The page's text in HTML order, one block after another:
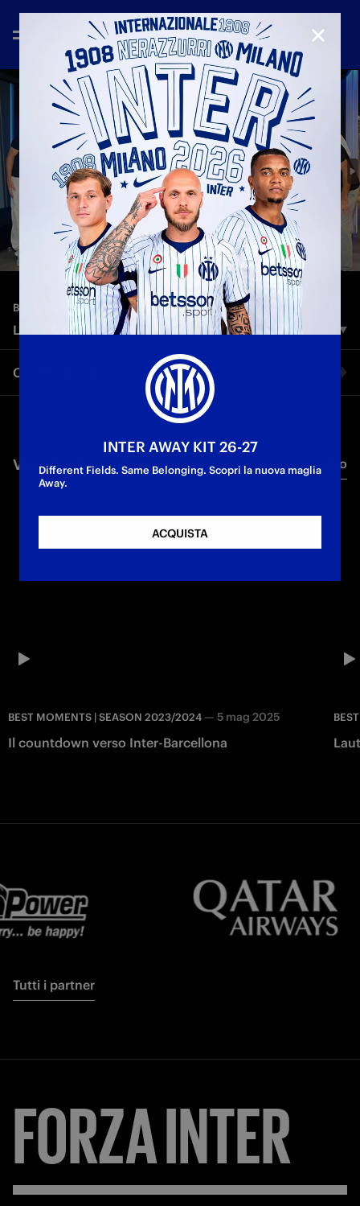
BEST MOMENTS | SEASON 2023/2024—7 giu 2024
L’INTER RINGRAZIA CRISTIAN CHIVU
Il saluto speciale dei nostri ragazzi a Cristian Chivu
U19 Primavera
Condividi video
Twitter
VIDEO CORRELATI Tutti i video
BEST MOMENTS | SEASON 2023/2024 — 5 mag 2025
Il countdown verso Inter-Barcellona
Tutti i partner
FORZAINTER
INTER AWAY KIT 26-27
Different Fields. Same Belonging. Scopri la nuova maglia
Away.
ACQUISTA